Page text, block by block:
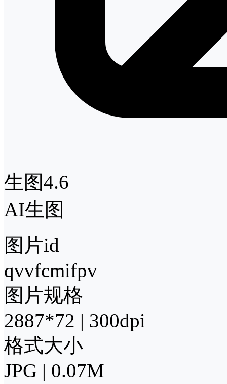
生图4.6
AI生图
图片id
qvvfcmifpv
图片规格
2887*72 | 300dpi
格式大小
JPG | 0.07M